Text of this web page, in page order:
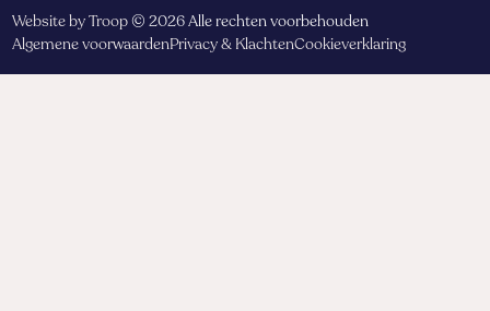
Website by Troop © 2026 Alle rechten voorbehouden
Algemene voorwaardenPrivacy & KlachtenCookieverklaring